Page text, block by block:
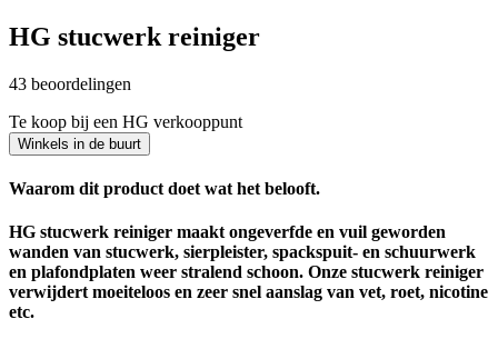
HG stucwerk reiniger
43 beoordelingen
Te koop bij een HG verkooppunt
Winkels in de buurt
Waarom dit product doet wat het belooft.
HG stucwerk reiniger maakt ongeverfde en vuil geworden
wanden van stucwerk, sierpleister, spackspuit- en schuurwerk
en plafondplaten weer stralend schoon. Onze stucwerk reiniger
verwijdert moeiteloos en zeer snel aanslag van vet, roet, nicotine
etc.